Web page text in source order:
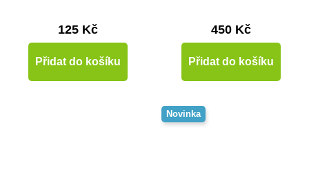
125 Kč
Přidat do košíku
450 Kč
Přidat do košíku
Novinka